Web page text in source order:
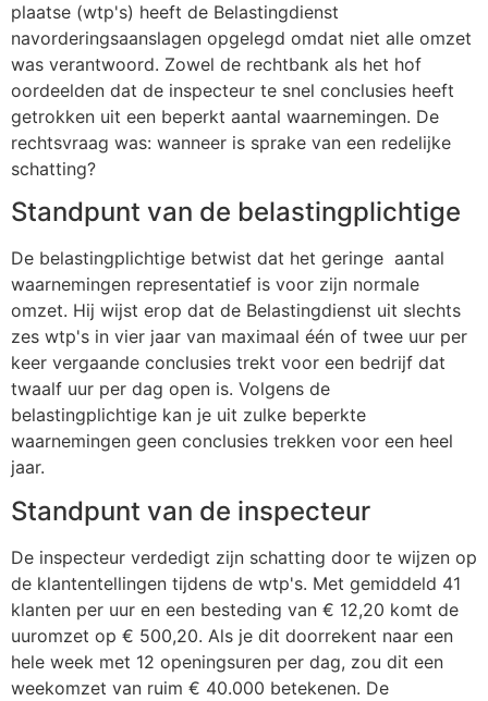
plaatse (wtp's) heeft de Belastingdienst
navorderingsaanslagen opgelegd omdat niet alle omzet
was verantwoord. Zowel de rechtbank als het hof
oordeelden dat de inspecteur te snel conclusies heeft
getrokken uit een beperkt aantal waarnemingen. De
rechtsvraag was: wanneer is sprake van een redelijke
schatting?
Standpunt van de belastingplichtige
De belastingplichtige betwist dat het geringe aantal
waarnemingen representatief is voor zijn normale
omzet. Hij wijst erop dat de Belastingdienst uit slechts
zes wtp's in vier jaar van maximaal één of twee uur per
keer vergaande conclusies trekt voor een bedrijf dat
twaalf uur per dag open is. Volgens de
belastingplichtige kan je uit zulke beperkte
waarnemingen geen conclusies trekken voor een heel
jaar.
Standpunt van de inspecteur
De inspecteur verdedigt zijn schatting door te wijzen op
de klantentellingen tijdens de wtp's. Met gemiddeld 41
klanten per uur en een besteding van € 12,20 komt de
uuromzet op € 500,20. Als je dit doorrekent naar een
hele week met 12 openingsuren per dag, zou dit een
weekomzet van ruim € 40.000 betekenen. De